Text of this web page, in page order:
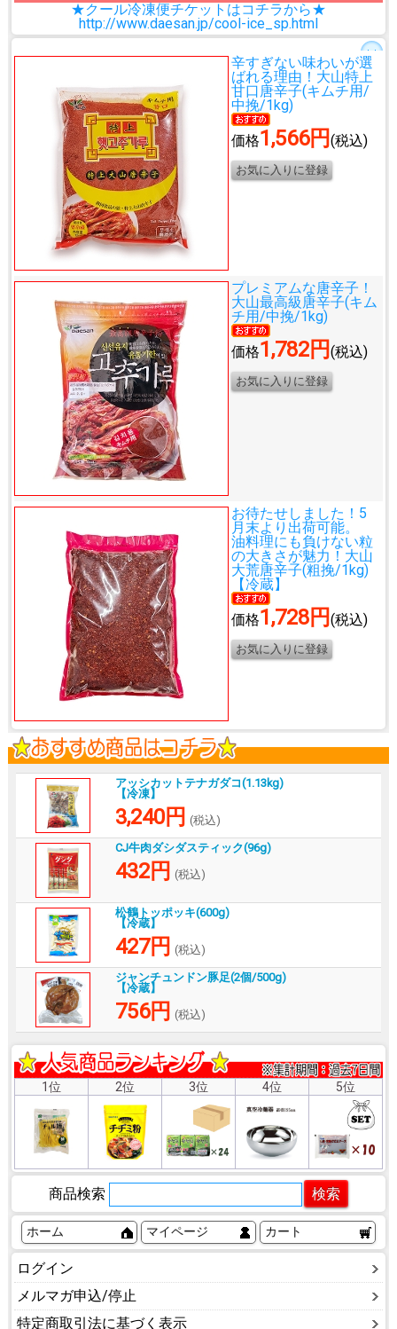
★クール冷凍便チケットはコチラから★
http://www.daesan.jp/cool-ice_sp.html
辛すぎない味わいが選
ばれる理由！ 大山特上
甘口唐辛子(キムチ用/
中挽/1kg)
価格1,566円 (税込)
プレミアムな唐辛子！
大山最高級唐辛子(キム
チ用/中挽/1kg)
価格1,782円 (税込)
お待たせしました！5
月末より出荷可能。
油料理にも負けない粒
の大きさが魅力！ 大山
大荒唐辛子(粗挽/1kg)
【冷蔵】
価格1,728円 (税込)
アッシカットテナガダコ(1.13kg)
【冷凍】
3,240円 (税込)
CJ牛肉ダシダスティック(96g)
432円 (税込)
松鶴トッポッキ(600g)
【冷蔵】
427円 (税込)
ジャンチュンドン豚足(2個/500g)
【冷蔵】
756円 (税込)
1位 2位 3位 4位 5位
商品検索
ホーム マイページ カート
ログイン
メルマガ申込/停止
特定商取引法に基づく表示